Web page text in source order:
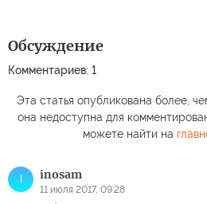
Обсуждение
Комментариев: 1
Эта статья опубликована более,
она недоступна для
можете найти на
I inosam
11 июля 2017, 09:28